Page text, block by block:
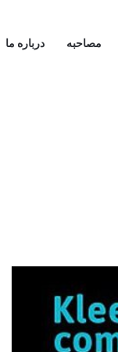
مصاحبه درباره ما